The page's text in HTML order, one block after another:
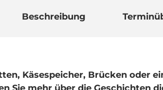
Beschreibung
Käsespeicher, Brücken oder